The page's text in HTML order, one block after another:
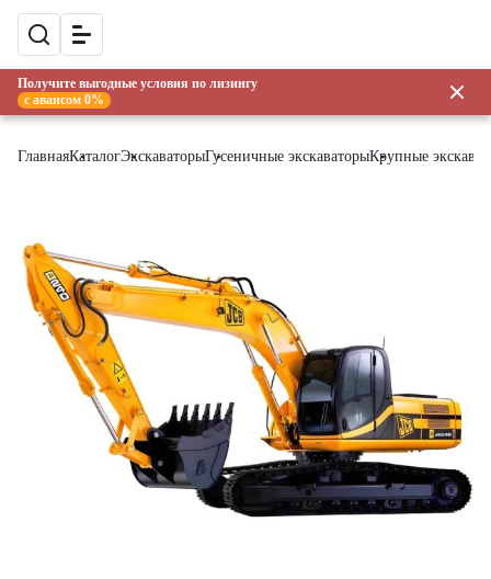
Получите выгодные условия по лизингу
с авансом 0%
ГлавнаяКаталогЭкскаваторыГусеничные экскаваторыКрупные